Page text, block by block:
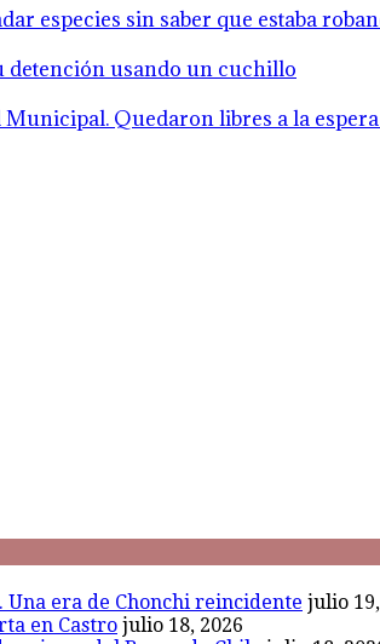
especies sin saber que estaba
detención usando un cuchillo
Municipal. Quedaron libres a la
era de Chonchi reincidente julio
en Castro julio 18, 2026